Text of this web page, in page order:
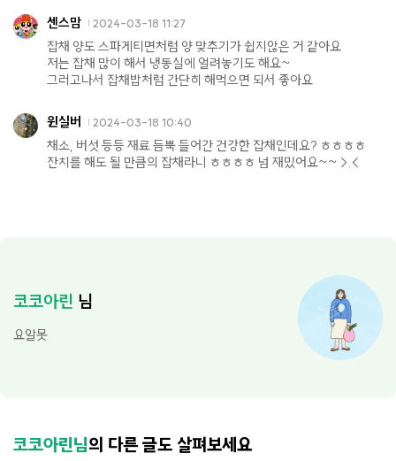
센스맘 2024-03-18 11:27
잡채 양도 스파게티면처럼 양 맞추기가 쉽지않은 거 같아요
저는 잡채 많이 해서 냉동실에 얼려놓기도 해요~
그러고나서 잡채밥처럼 간단히 해먹으면 되서 좋아요
윈실버 2024-03-18 10:40
채소, 버섯 등등 재료 듬뿍 들어간 건강한 잡채인데요? ㅎㅎㅎㅎ
잔치를 해도 될 만큼의 잡채라니 ㅎㅎㅎㅎ 넘 재밌어요~~ >.<
코코아린 님
요알못
코코아린님의 다른 글도 살펴보세요